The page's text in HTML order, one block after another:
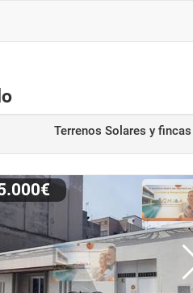
Terrenos Solares y